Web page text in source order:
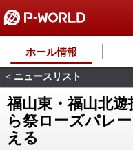
ホール情報
< ニュースリスト
福山東・福山北
ら祭ローズパレ
える